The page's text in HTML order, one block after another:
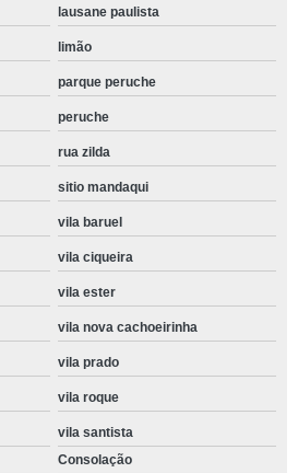
lausane paulista
limão
parque peruche
peruche
rua zilda
sitio mandaqui
vila baruel
vila ciqueira
vila ester
vila nova cachoeirinha
vila prado
vila roque
vila santista
Consolação